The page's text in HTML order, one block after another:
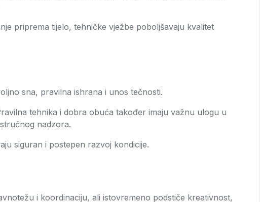
priprema tijelo, tehničke vježbe poboljšavaju kvalitet
sna, pravilna ishrana i unos tečnosti.
tehnika i dobra obuća također imaju važnu ulogu u
nadzora.
siguran i postepen razvoj kondicije.
i koordinaciju, ali istovremeno podstiče kreativnost,